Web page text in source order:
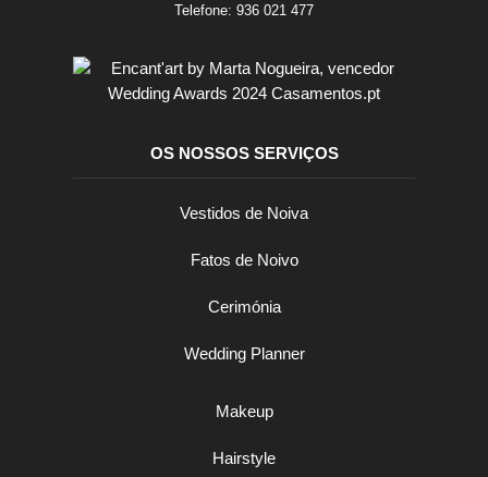
Telefone: 936 021 477
OS NOSSOS SERVIÇOS
Vestidos de Noiva
Fatos de Noivo
Cerimónia
Wedding Planner
Makeup
Hairstyle